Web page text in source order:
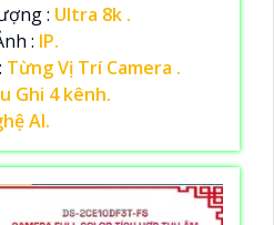
: Ultra 8k .
: IP.
Từng Vị Trí Camera .
Ghi 4 kênh.
AI.